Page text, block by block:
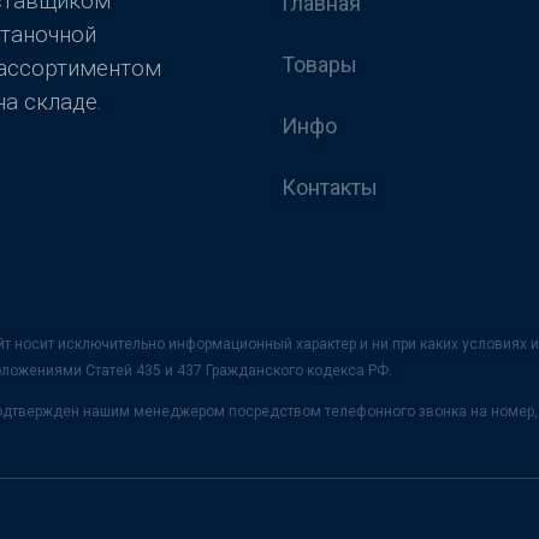
складе.
Товары
Инфо
Контакты
носит исключительно информационный характер и ни при каких
Статей 435 и 437 Гражданского кодекса РФ.
нашим менеджером посредством телефонного звонка на